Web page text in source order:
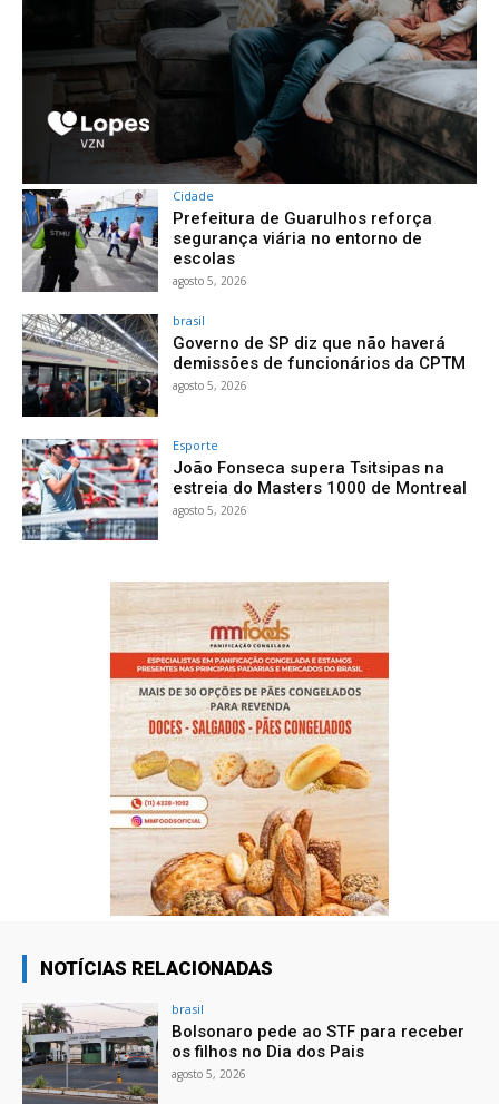
Cidade
Prefeitura de Guarulhos reforça
segurança viária no entorno de
escolas
agosto 5, 2026
brasil
Governo de SP diz que não haverá
demissões de funcionários da CPTM
agosto 5, 2026
Esporte
João Fonseca supera Tsitsipas na
estreia do Masters 1000 de Montreal
agosto 5, 2026
NOTÍCIAS RELACIONADAS
brasil
Bolsonaro pede ao STF para receber
os filhos no Dia dos Pais
agosto 5, 2026